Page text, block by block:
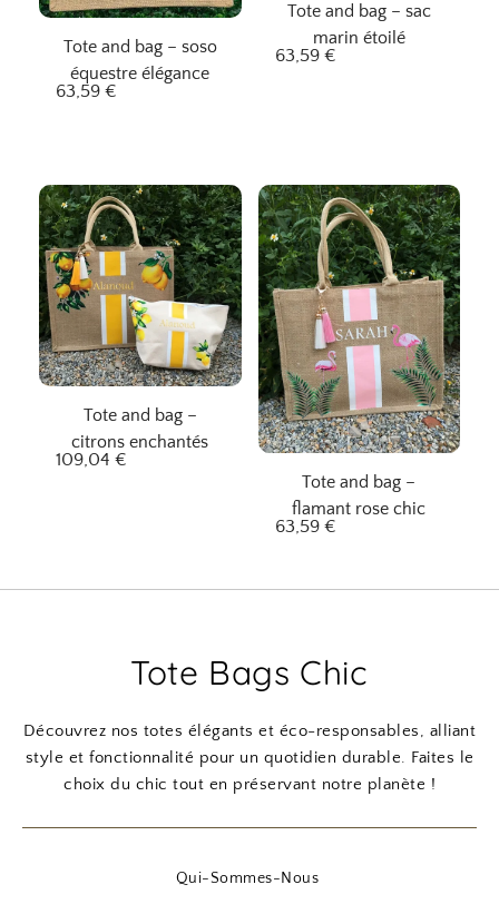
Tote and bag – soso
équestre élégance
63,59 €
Tote and bag – sac
marin étoilé
63,59 €
Tote and bag –
citrons enchantés
109,04 €
Tote and bag –
flamant rose chic
63,59 €
Tote Bags Chic
Découvrez nos totes élégants et éco-responsables, alliant
style et fonctionnalité pour un quotidien durable. Faites le
choix du chic tout en préservant notre planète !
Qui-Sommes-Nous